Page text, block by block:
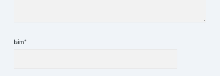
İsim*